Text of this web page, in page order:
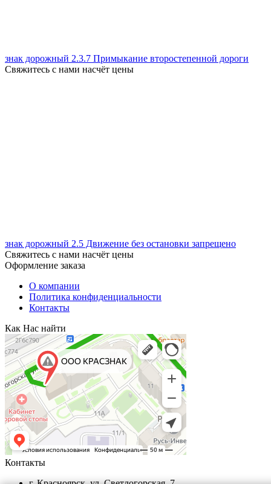
знак дорожный 2.3.7 Примыкание второстепенной дороги
Свяжитесь с нами насчёт цены
знак дорожный 2.5 Движение без остановки запрещено
Свяжитесь с нами насчёт цены
Оформление заказа
О компании
Политика конфиденциальности
Контакты
Как Нас найти
Контакты